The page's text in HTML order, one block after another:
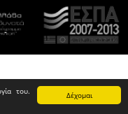
Δέχομαι
του.